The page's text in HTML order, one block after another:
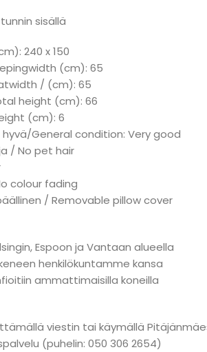
sisällä
240 x 150
(cm): 65
/ (cm): 65
height (cm): 66
(cm): 6
hyvä/General condition: Very good
/ No pet hair
colour fading
/ Removable pillow cover
Espoon ja Vantaan alueella
henkilökuntamme kansa
ammattimaisilla koneilla
viestin tai käymällä
(puhelin: 050 306 2654)